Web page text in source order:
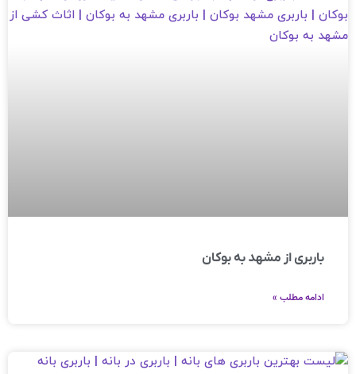
باربری از مشهد به بوکان
ادامه مطلب »